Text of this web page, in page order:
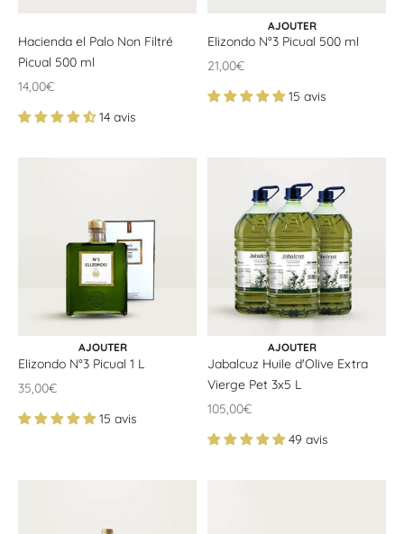
Hacienda el Palo Non Filtré
Picual 500 ml
Offrir un prix
14,00€
14 avis
AJOUTER AU PANIER
AJOUTER
Elizondo N°3 Picual 500 ml
Offrir un prix
21,00€
15 avis
AJOUTER AU PANIER
AJOUTER
Elizondo N°3 Picual 1 L
Offrir un prix
35,00€
15 avis
AJOUTER AU PANIER
AJOUTER
Jabalcuz Huile d'Olive Extra
Vierge Pet 3x5 L
Offrir un prix
105,00€
49 avis